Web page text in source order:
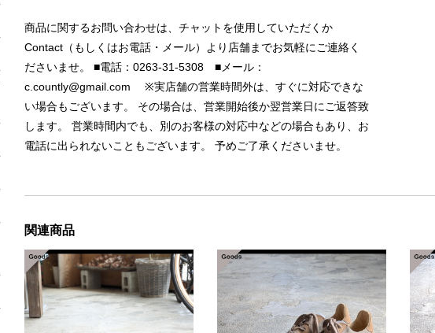
商品に関するお問い合わせは、チャットを使用していただくか
Contact（もしくはお電話・メール）より店舗までお気軽にご連絡く
ださいませ。 ■電話：0263-31-5308 ■メール：
c.countly@gmail.com ※実店舗の営業時間外は、すぐに対応できな
い場合もございます。 その場合は、営業開始後か翌営業日にご返答致
します。 営業時間内でも、別のお客様の対応中などの場合もあり、お
電話に出られないこともございます。 予めご了承くださいませ。
関連商品